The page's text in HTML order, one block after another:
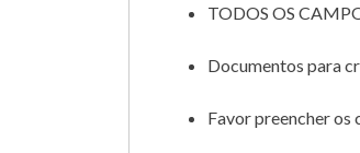
TODOS OS
Documentos para
Favor preencher os